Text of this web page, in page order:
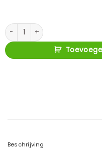
Salontafel Asher champagne
Beschrijving